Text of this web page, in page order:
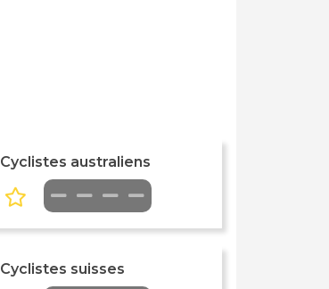
Cyclistes australiens
Cyclistes suisses